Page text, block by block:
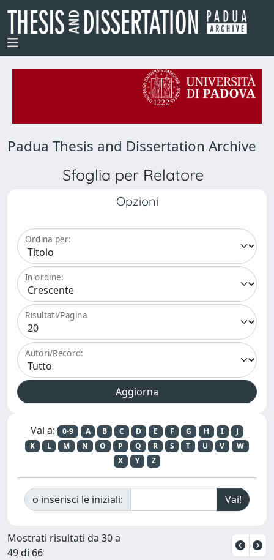
Padua Thesis and Dissertation Archive
Sfoglia per Relatore
Opzioni
Ordina per:
In ordine:
Risultati/Pagina
Autori/Record:
Vai a: 0-9 A B C D E F G H I
J
K
L M N O P Q R S T U V
W
X
Y Z
o inserisci le iniziali:
Mostrati risultati da 30 a
49 di 66